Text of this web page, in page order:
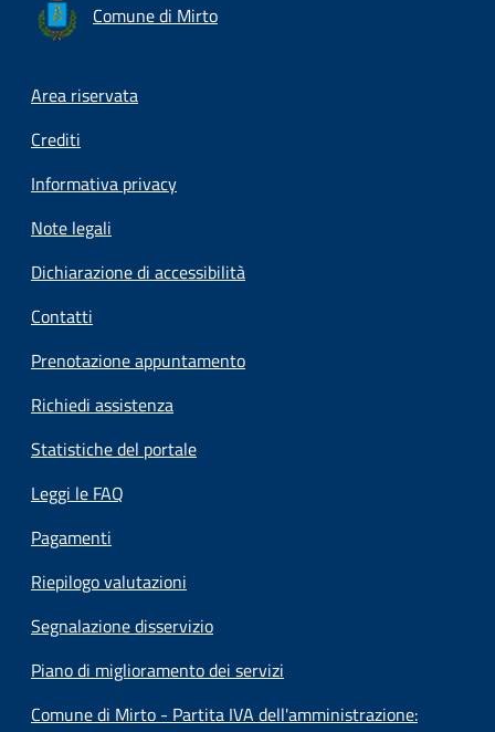
Comune di Mirto
Footer menu
Area riservata
Crediti
Informativa privacy
Note legali
Dichiarazione di accessibilità
Contatti
Prenotazione appuntamento
Richiedi assistenza
Statistiche del portale
Leggi le FAQ
Pagamenti
Riepilogo valutazioni
Segnalazione disservizio
Piano di miglioramento dei servizi
Comune di Mirto - Partita IVA dell'amministrazione: